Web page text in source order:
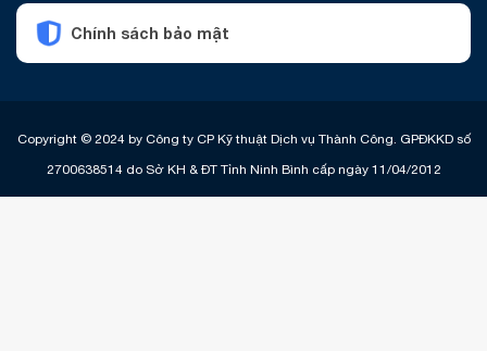
Chính sách bảo mật
Copyright © 2024 by Công ty CP Kỹ thuật Dịch vụ Thành Công. GPĐKKD số
2700638514 do Sở KH & ĐT Tỉnh Ninh Bình cấp ngày 11/04/2012